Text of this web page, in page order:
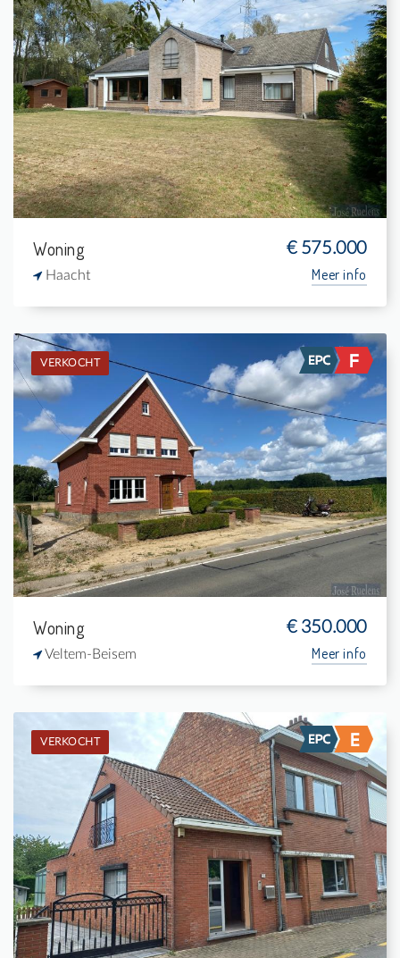
Verkocht: Villa-landhuis
4
3.388 m²
1
255 m²
Woning € 575.000
Haacht Meer info
VERKOCHT
Verkocht: Eengezinswoning
3
1.200 m²
1
168 m²
Woning € 350.000
Veltem-Beisem Meer info
VERKOCHT
Verkocht: Eengezinswoning
4
480 m²
2
228 m²